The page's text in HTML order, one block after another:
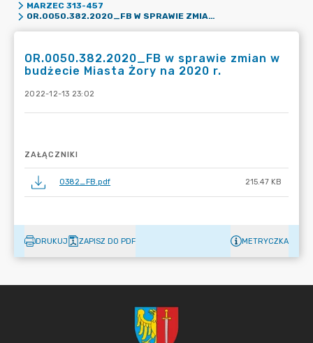
MARZEC 313-457
OR.0050.382.2020_FB W SPRAWIE ZMIAN W BUDŻECIE MIASTA ŻORY NA 2020 R.
OR.0050.382.2020_FB w sprawie zmian w
budżecie Miasta Żory na 2020 r.
2022-12-13 23:02
ZAŁĄCZNIKI
0382_FB.pdf 215.47 KB
DRUKUJ ZAPISZ DO PDF METRYCZKA